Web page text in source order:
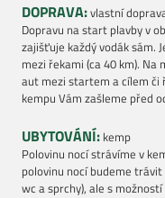
DOPRAVA:vlastní
Dopravu na start plavby v
zajišťuje každý vodák sám.
mezi řekami (ca 40 km).
aut mezi startem a cílem či
kempu Vám zašleme před
UBYTOVÁNÍ:kemp
Polovinu nocí strávíme v
polovinu nocí budeme
wc a sprchy), ale s